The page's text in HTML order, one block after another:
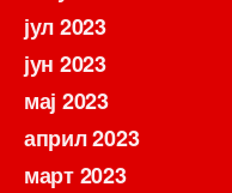
јул 2023
јун 2023
мај 2023
април 2023
март 2023